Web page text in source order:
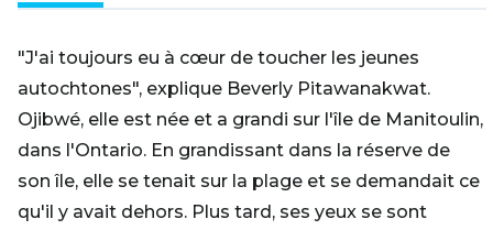
"J'ai toujours eu à cœur de toucher les jeunes
autochtones", explique Beverly Pitawanakwat.
Ojibwé, elle est née et a grandi sur l'île de Manitoulin,
dans l'Ontario. En grandissant dans la réserve de
son île, elle se tenait sur la plage et se demandait ce
qu'il y avait dehors. Plus tard, ses yeux se sont